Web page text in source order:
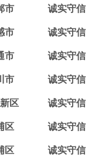
市 诚实守信
市 诚实守信
市 诚实守信
市 诚实守信
区 诚实守信
区 诚实守信
区 诚实守信